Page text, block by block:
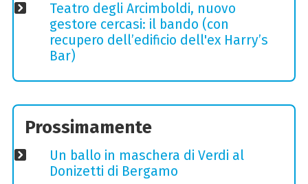
Teatro degli Arcimboldi, nuovo
gestore cercasi: il bando (con
recupero dell’edificio dell'ex Harry’s
Bar)
Prossimamente
Un ballo in maschera di Verdi al
Donizetti di Bergamo